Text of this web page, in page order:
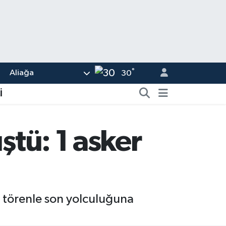
Aliağa 30°
1 asker
törenle son yolculuğuna